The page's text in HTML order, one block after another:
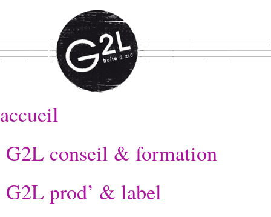
accueil
G2L conseil & formation
G2L prod’ & label